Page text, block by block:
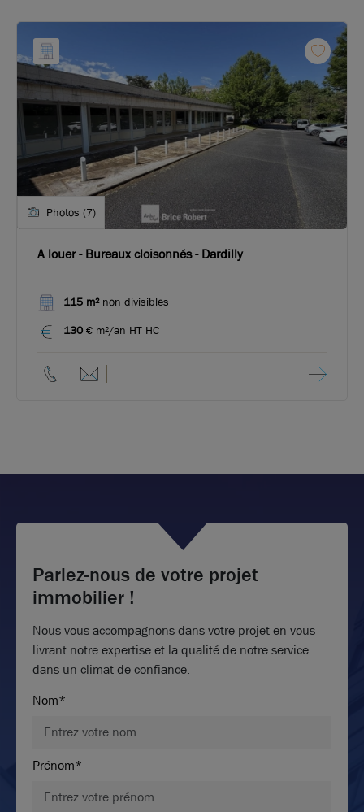
Photos (7)
A louer - Bureaux cloisonnés - Dardilly
115 m²non divisibles
130 € m²/an HT HC
Parlez-nous de votre projet
immobilier !
Nous vous accompagnons dans votre projet en vous
livrant notre expertise et la qualité de notre service
dans un climat de confiance.
Nom*
Prénom*